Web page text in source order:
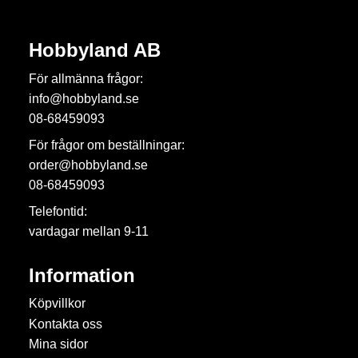
Hobbyland AB
För allmänna frågor:
info@hobbyland.se
08-68459093
För frågor om beställningar:
order@hobbyland.se
08-68459093
Telefontid:
vardagar mellan 9-11
Information
Köpvillkor
Kontakta oss
Mina sidor